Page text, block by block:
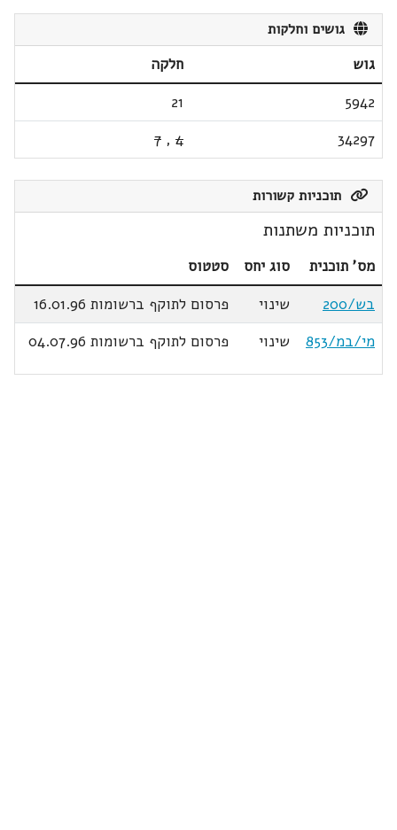
גושים וחלקות
גוש
חלקה
5942
21
34297
4
,
7
תוכניות קשורות
תוכניות משתנות
מס' תוכנית סוג יחס
סטטוס
בש/200
שינוי
פרסום לתוקף ברשומות 16.01.96
מי/במ/853
שינוי פרסום לתוקף ברשומות 04.07.96